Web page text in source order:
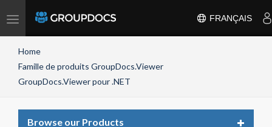
Toggle
FRANÇAIS
Home
Famille de produits GroupDocs.Viewer
GroupDocs.Viewer pour .NET
Browse our Products
Toggle